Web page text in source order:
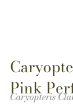
Pink
Caryopteris